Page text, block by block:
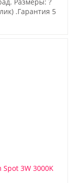
.Гарантия 5
3W 3000K